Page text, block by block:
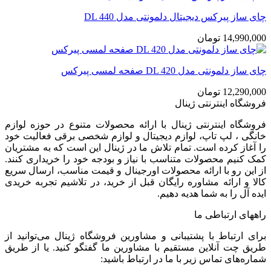
چای ساز پیرکس دیجیتال دلمونتی مدل DL 440
14,990,000 تومان
چای ساز دلمونتی مدل DL 420 صفحه لمسی پیرکس
12,290,000 تومان
فروشگاه اینترنتی ژینال
فروشگاه اینترنتی ژینال با ارائه محصولات متنوع در حوزه لوازم
خانگی ، لپ تاپ، لوازم دیجیتال و لوازم شخصی برقی فعالیت خود
را آغاز کرده است. تمام تلاش ما در ژینال این است که به مشتریان
کمک کنیم محصولات متناسب با نیاز و بودجه خود را خریداری کنند.
از این رو با ارائه محصولات اورجینال و قیمت مناسب، ارسال سریع
کالا و ارائه مشاوره رایگان قبل از خرید، در تلاشیم تجربه خریدی
ایده آل را به شما هدیه دهیم.
راههای ارتباطی ما
برای ارتباط با پشتیبانی و مشاورین فروشگاه ژینال می‌توانید از
طریق چت آنلاین مستقیم با مشاورین ما گفتگو کنید. یا از طریق
شماره‌های تماس زیر با ما در ارتباط باشید: